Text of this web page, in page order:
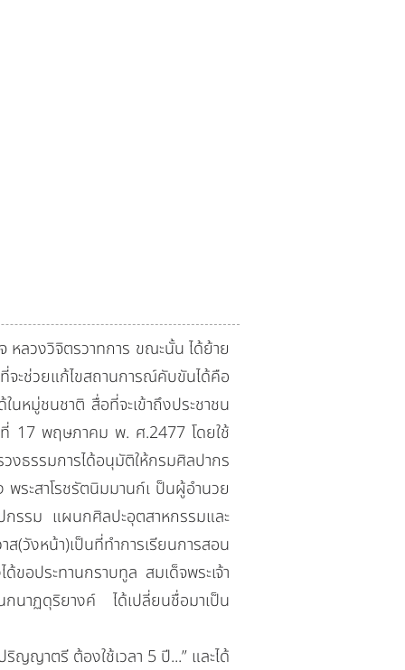
ลวงวิจิตรวาทการ ขณะนั้น ได้ย้าย
จะช่วยแก้ไขสถานการณ์คับขันได้คือ
นหมู่ชนชาติ สื่อที่จะเข้าถึงประชาชน
ที่ 17 พฤษภาคม พ. ศ.2477 โดยใช้
งธรรมการได้อนุมัติให้กรมศิลปากร
ระสาโรชรัตนิมมานก์เ ป็นผู้อำนวย
รรม แผนกศิลปะอุตสาหกรรมและ
วังหน้า)เป็นที่ทำการเรียนการสอน
อประทานกราบทูล สมเด็จพระเจ้า
นาฏดุริยางค์ ได้เปลี่ยนชื่อมาเป็น
ญาตรี ต้องใช้เวลา 5 ปี...” และได้